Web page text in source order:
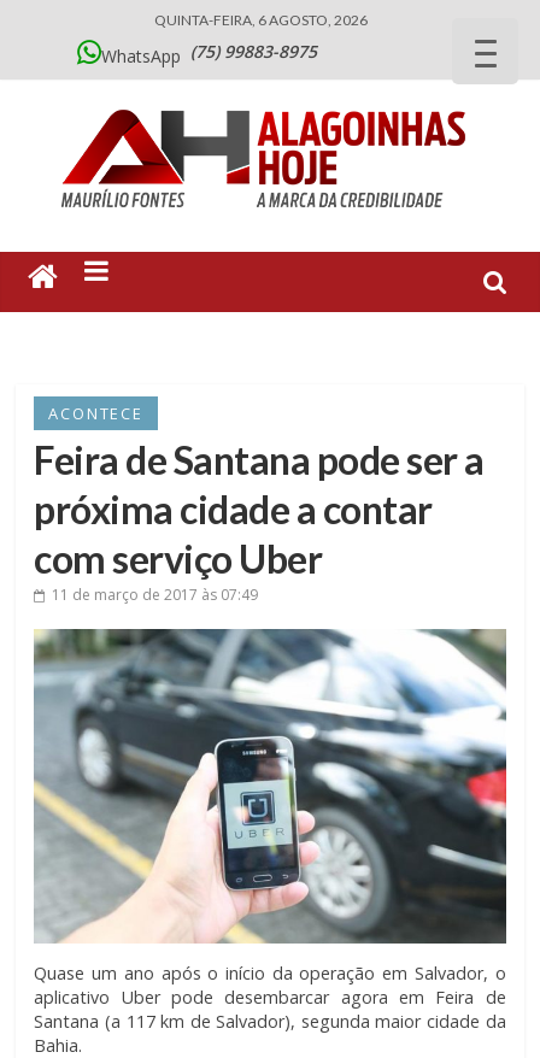
QUINTA-FEIRA, 6 AGOSTO, 2026
WhatsApp (75) 99883-8975
ACONTECE
Feira de Santana pode ser a
próxima cidade a contar
com serviço Uber
11 de março de 2017 às 07:49
Quase um ano após o início da operação em Salvador, o
aplicativo Uber pode desembarcar agora em Feira de
Santana (a 117 km de Salvador), segunda maior cidade da
Bahia.